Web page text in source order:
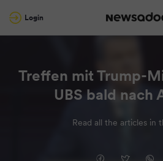
Login
Treffen mit Trump-
UBS bald nach
Read all the articles in